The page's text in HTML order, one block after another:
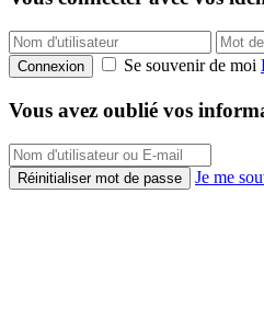
Connexion Se souvenir de moi
Vous avez oublié vos
Réinitialiser mot de passe Je me